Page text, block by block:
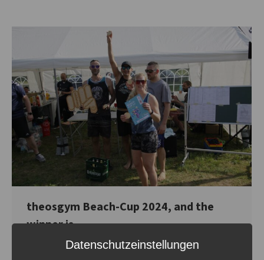
theosgym Beach-Cup 2024, and the
winner is…..
theosgym Beach-Cup VonSteven Fritsche 4. Mai 2024
Datenschutzeinstellungen